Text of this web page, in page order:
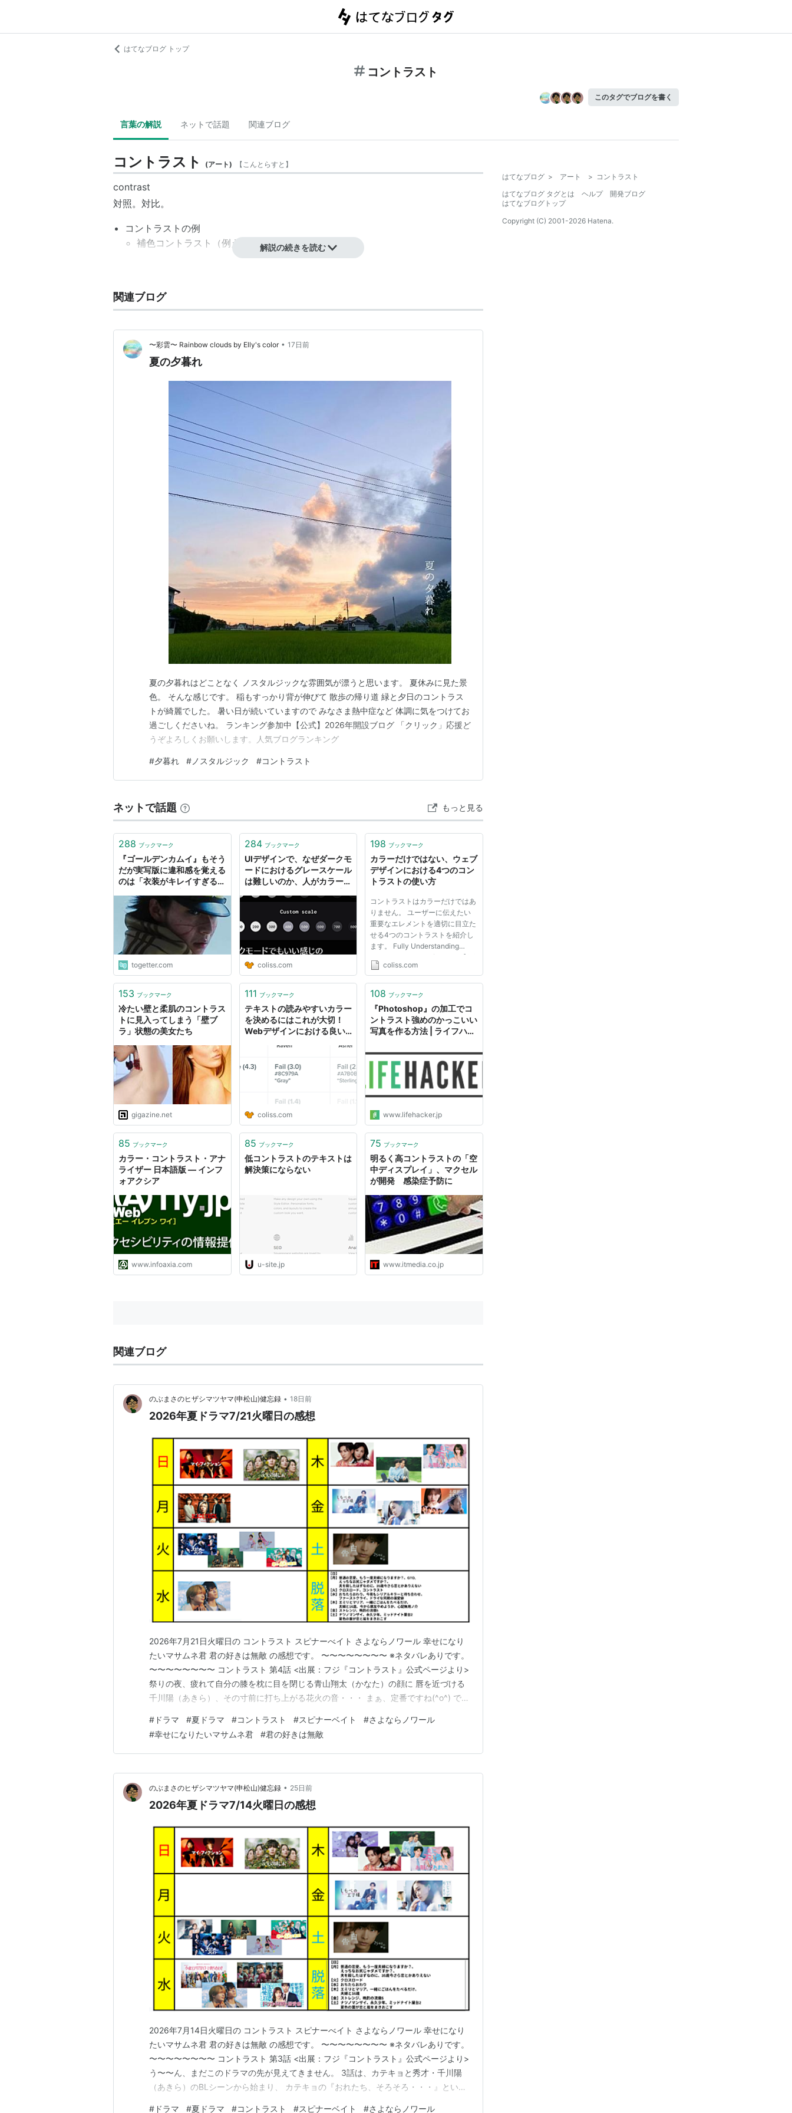
はてなブログ トップ
コントラスト
このタグでブログを書く
言葉の解説 ネットで話題 関連ブログ
コントラスト (アート) 【こんとらすと 】
contrast
対照。対比。
コントラストの例
補色コントラスト（例えば赤と緑、紫と黄色、）
（輝度）コントラスト（白と黒、無彩色間の対比）
画像補正としてのコントラスト
通常「明るさ」と共に補正する。コントラストが低いと色が薄くぼやける様になる、コ
ントラストが高いと中間色が減りカラーがハッキリした様に変化する。つまりコントラ
ストを上げると、グラデーション
解説の続きを読む
関連ブログ
〜彩雲〜 Rainbow clouds by Elly's color • 17日前
夏の夕暮れ
夏の夕暮れはどことなく ノスタルジックな雰囲気が漂うと思います。 夏休みに見た景
色。 そんな感じです。 稲もすっかり背が伸びて 散歩の帰り道 緑と夕日のコントラス
トが綺麗でした。 暑い日が続いていますので みなさま熱中症など 体調に気をつけてお
過ごしくださいね。 ランキング参加中【公式】2026年開設ブログ 「クリック」応援ど
うぞよろしくお願いします。人気ブログランキング
#夕暮れ # ノスタルジック #コントラスト
ネットで話題 もっと見る
288 ブックマーク
『ゴールデンカムイ』もそう
だが実写版に違和感を覚える
のは「衣装がキレイすぎる」
どが原因かも
togetter.com
284 ブックマーク
UIデザインで、なぜダークモ
ードにおけるグレースケール
は難しいのか、人がカラーと
coliss.com
198 ブックマーク
カラーだけではない、ウェブ
デザインにおける4つのコン
トラストの使い方
コントラストはカラーだけではあ
りません。 ユーザーに伝えたい
重要なエレメントを適切に目立た
せる4つのコントラストを紹介し
ます。 Fully Understanding
Contrast in Design [ad#ad-2] 下
記は各ポイントを意訳したもので
のコントラスト 2. サイズのコン
coliss.com
153 ブックマーク
冷たい壁と柔肌のコントラス
トに見入ってしまう「壁ブ
ラ」状態の美女たち
gigazine.net
111 ブックマーク
テキストの読みやすいカラー
を決めるにはこれが大切！
Webデザインにおける良い
coliss.com
108 ブックマーク
『Photoshop』の加工でコ
ントラスト強めのかっこいい
写真を作る方法 | ライフハッ
www.lifehacker.jp
85 ブックマーク
カラー・コントラスト・アナ
ライザー 日本語版 ― インフ
ォアクシア
www.infoaxia.com
85 ブックマーク
低コントラストのテキストは
解決策にならない
u-site.jp
75 ブックマーク
明るく高コントラストの「空
中ディスプレイ」、マクセル
が開発 感染症予防に
www.itmedia.co.jp
関連ブログ
のぶまさのヒザシマツヤマ(申松山)健忘録 • 18日前
2026年夏ドラマ7/21火曜日の感想
2026年7月21日火曜日の コントラスト スピナーべイト さよならノワール 幸せになり
たいマサムネ君 君の好きは無敵 の感想です。 〜〜〜〜〜〜〜〜 ※ネタバレありです。
〜〜〜〜〜〜〜〜 コントラスト 第4話 <出展：フジ『コントラスト』公式ページより>
祭りの夜、疲れて自分の膝を枕に目を閉じる青山翔太（かなた）の顔に 唇を近づける
千川陽（あきら）、その寸前に打ち上がる花火の音・・・ まぁ、定番ですね(^o^) でも
ぁ・・・ その後、特にかなたのサッカーの話しがメインにはなりそ〜もないし、 タイ
トルの意味はわ…
# ドラマ #夏ドラマ #コントラスト #スピナーベイト #さよならノワール
#幸せになりたいマサムネ君 #君の好きは無敵
のぶまさのヒザシマツヤマ(申松山)健忘録 • 25日前
2026年夏ドラマ7/14火曜日の感想
2026年7月14日火曜日の コントラスト スピナーべイト さよならノワール 幸せになり
たいマサムネ君 君の好きは無敵 の感想です。 〜〜〜〜〜〜〜〜 ※ネタバレありです。
〜〜〜〜〜〜〜〜 コントラスト 第3話 <出展：フジ『コントラスト』公式ページより>
う〜〜ん、まだこのドラマの先が見えてきません。 3話は、カテキョと秀才・千川陽
（あきら）のBLシーンから始まり、 カテキョの『おれたち、そろそろ・・・』という
# ドラマ #夏ドラマ #コントラスト #スピナーベイト #さよならノワール
はてなブログ > アート > コントラスト
はてなブログ タグとは
ヘルプ
開発ブログ
はてなブログトップ
Copyright (C) 2001-2026 Hatena.